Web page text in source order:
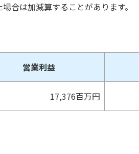
合は加減算することがあります。
営業利益
17,376百万円